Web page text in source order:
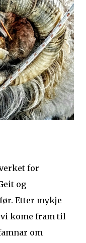
for
og
Etter mykje
kome fram til
om